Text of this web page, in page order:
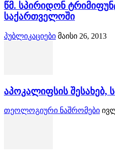
წმ. სპირიდონ
საქართველოში
პუბლიკაციები მაისი 26, 2013
აპოკალიფსის შესახებ,
თეოლოგიური ნაშრომები